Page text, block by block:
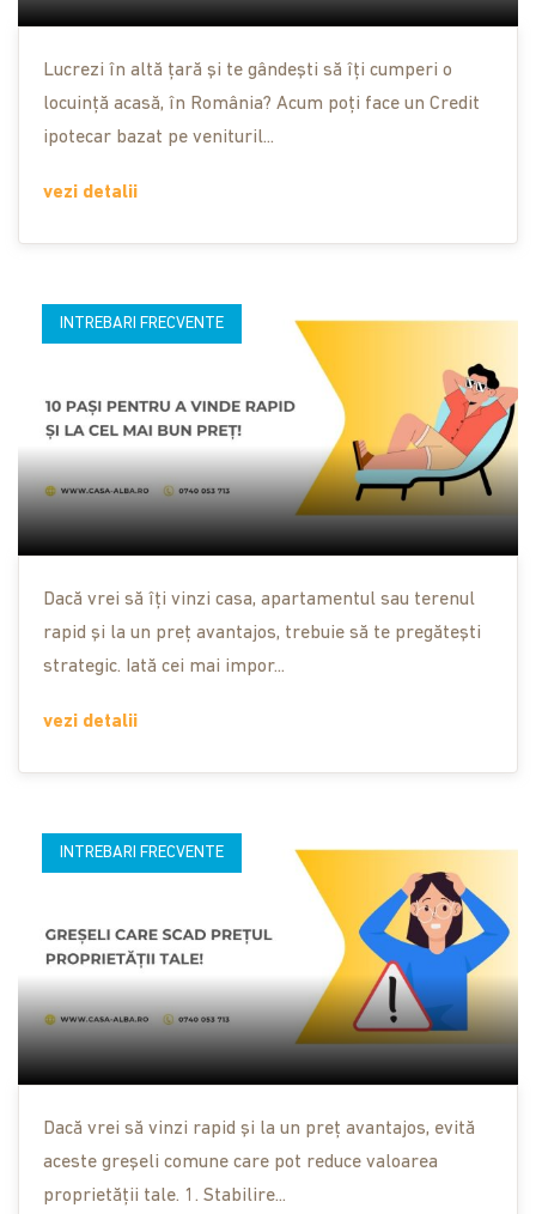
Lucrezi în altă țară și te gândești să îți cumperi o
locuință acasă, în România? Acum poți face un Credit
ipotecar bazat pe venituril...
vezi detalii
INTREBARI FRECVENTE
Dacă vrei să îți vinzi casa, apartamentul sau terenul
rapid și la un preț avantajos, trebuie să te pregătești
strategic. Iată cei mai impor...
vezi detalii
INTREBARI FRECVENTE
Dacă vrei să vinzi rapid și la un preț avantajos, evită
aceste greșeli comune care pot reduce valoarea
proprietății tale. 1. Stabilire...